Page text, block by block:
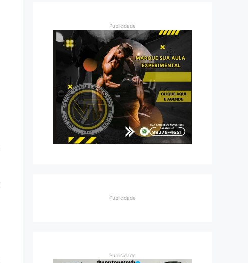
Publicidade
Publicidade
Publicidade